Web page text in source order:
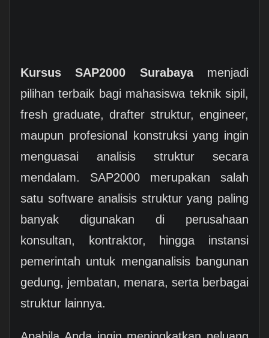
Kursus SAP2000 Surabayamenjadi
pilihan terbaik bagi mahasiswa teknik sipil,
fresh graduate, drafter struktur, engineer,
maupun profesional konstruksi yang ingin
menguasai analisis struktur secara
mendalam. SAP2000 merupakan salah
satu software analisis struktur yang paling
banyak digunakan di perusahaan
konsultan, kontraktor, hingga instansi
pemerintah untuk menganalisis bangunan
gedung, jembatan, menara, serta berbagai
struktur lainnya.